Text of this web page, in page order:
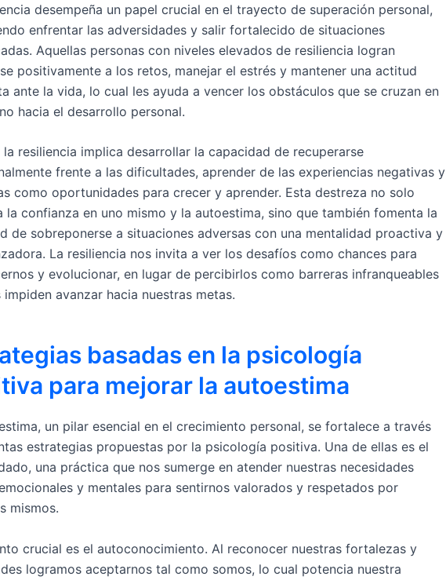
desempeña un papel crucial en el trayecto de superación personal,
enfrentar las adversidades y salir fortalecido de situaciones
Aquellas personas con niveles elevados de resiliencia logran
positivamente a los retos, manejar el estrés y mantener una actitud
ante la vida, lo cual les ayuda a vencer los obstáculos que se cruzan en
hacia el desarrollo personal.
la resiliencia implica desarrollar la capacidad de recuperarse
frente a las dificultades, aprender de las experiencias negativas y
como oportunidades para crecer y aprender. Esta destreza no solo
la confianza en uno mismo y la autoestima, sino que también fomenta la
de sobreponerse a situaciones adversas con una mentalidad proactiva y
La resiliencia nos invita a ver los desafíos como chances para
y evolucionar, en lugar de percibirlos como barreras infranqueables
impiden avanzar hacia nuestras metas.
basadas en la psicología
para mejorar la autoestima
un pilar esencial en el crecimiento personal, se fortalece a través
estrategias propuestas por la psicología positiva. Una de ellas es el
una práctica que nos sumerge en atender nuestras necesidades
y mentales para sentirnos valorados y respetados por
mismos.
crucial es el autoconocimiento. Al reconocer nuestras fortalezas y
logramos aceptarnos tal como somos, lo cual potencia nuestra